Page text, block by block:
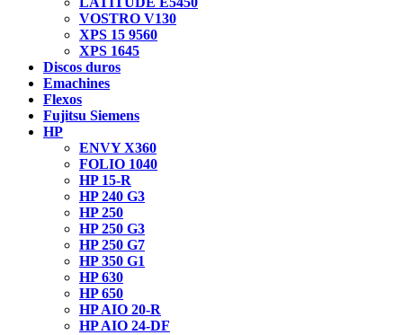
VOSTRO V130
XPS 15 9560
XPS 1645
Discos duros
Emachines
Flexos
Fujitsu Siemens
HP
ENVY X360
FOLIO 1040
HP 15-R
HP 240 G3
HP 250
HP 250 G3
HP 250 G7
HP 350 G1
HP 630
HP 650
HP AIO 20-R
HP AIO 24-DF